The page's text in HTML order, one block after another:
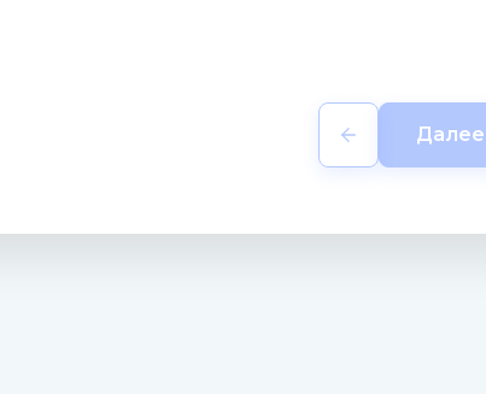
Далее